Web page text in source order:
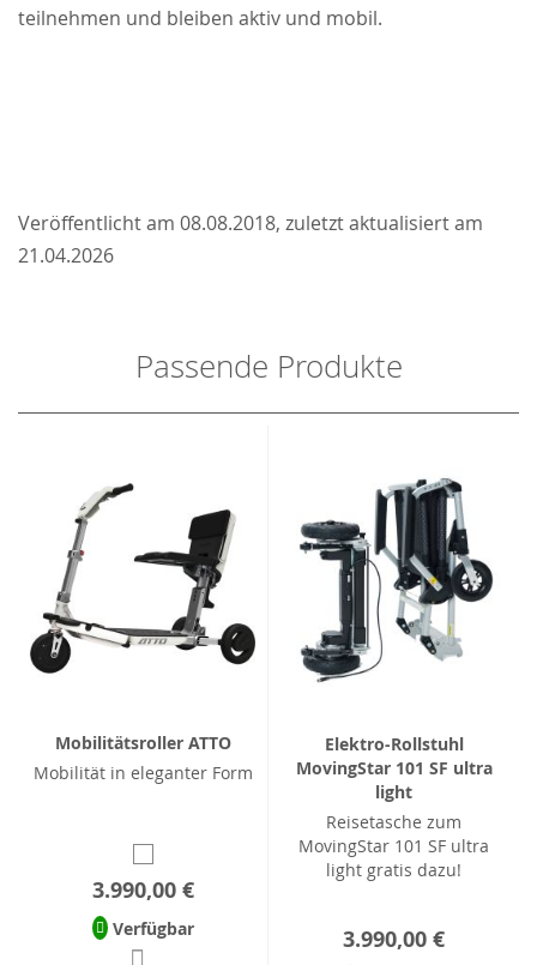
teilnehmen und bleiben aktiv und mobil.
Veröffentlicht am 08.08.2018, zuletzt aktualisiert am
21.04.2026
Passende Produkte
Mobilitätsroller ATTO
Mobilität in eleganter Form
3.990,00 €
Verfügbar
Elektro-Rollstuhl
MovingStar 101 SF ultra
light
Reisetasche zum
MovingStar 101 SF ultra
light gratis dazu!
3.990,00 €